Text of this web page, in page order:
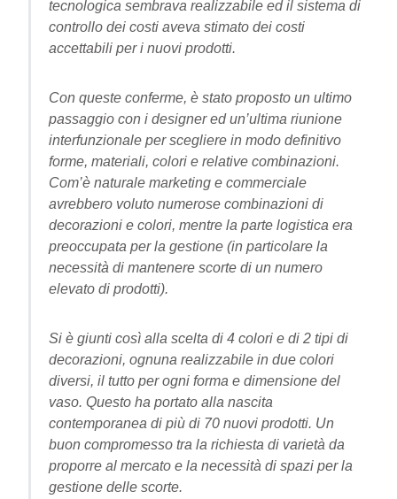
tecnologica sembrava realizzabile ed il sistema di
controllo dei costi aveva stimato dei costi
accettabili per i nuovi prodotti.
Con queste conferme, è stato proposto un ultimo
passaggio con i designer ed un’ultima riunione
interfunzionale per scegliere in modo definitivo
forme, materiali, colori e relative combinazioni.
Com’è naturale marketing e commerciale
avrebbero voluto numerose combinazioni di
decorazioni e colori, mentre la parte logistica era
preoccupata per la gestione (in particolare la
necessità di mantenere scorte di un numero
elevato di prodotti).
Si è giunti così alla scelta di 4 colori e di 2 tipi di
decorazioni, ognuna realizzabile in due colori
diversi, il tutto per ogni forma e dimensione del
vaso. Questo ha portato alla nascita
contemporanea di più di 70 nuovi prodotti. Un
buon compromesso tra la richiesta di varietà da
proporre al mercato e la necessità di spazi per la
gestione delle scorte.